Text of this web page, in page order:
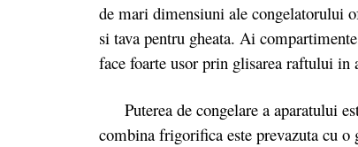
de mari dimensiuni ale congelatorului
si tava pentru gheata. Ai
face foarte usor prin glisarea raftului in
Puterea de congelare a aparatului
combina frigorifica este prevazuta cu